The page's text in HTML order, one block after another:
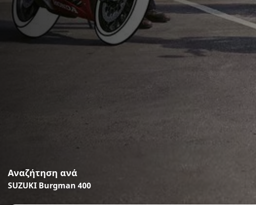
Αναζήτηση ανά
SUZUKI Burgman 400